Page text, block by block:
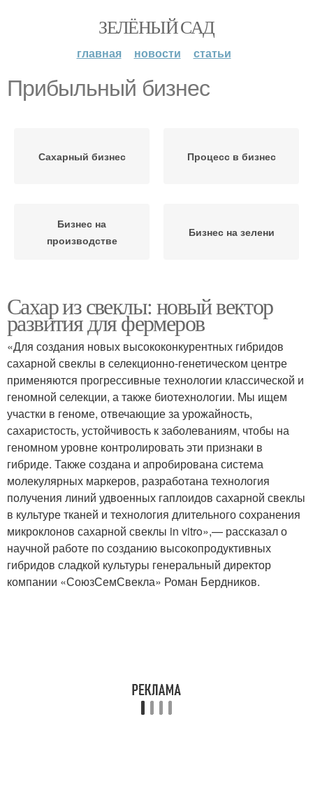
ЗЕЛЁНЫЙ САД
главная новости статьи
Прибыльный бизнес
Сахарный бизнес Процесс в бизнес
Бизнес на
производстве
Бизнес на зелени
Сахар из свеклы: новый вектор
развития для фермеров
«Для создания новых высококонкурентных гибридов
сахарной свеклы в селекционно-генетическом центре
применяются прогрессивные технологии классической и
геномной селекции, а также биотехнологии. Мы ищем
участки в геноме, отвечающие за урожайность,
сахаристость, устойчивость к заболеваниям, чтобы на
геномном уровне контролировать эти признаки в
гибриде. Также создана и апробирована система
молекулярных маркеров, разработана технология
получения линий удвоенных гаплоидов сахарной свеклы
в культуре тканей и технология длительного сохранения
микроклонов сахарной свеклы in vitro»,— рассказал о
научной работе по созданию высокопродуктивных
гибридов сладкой культуры генеральный директор
компании «СоюзСемСвекла» Роман Бердников.